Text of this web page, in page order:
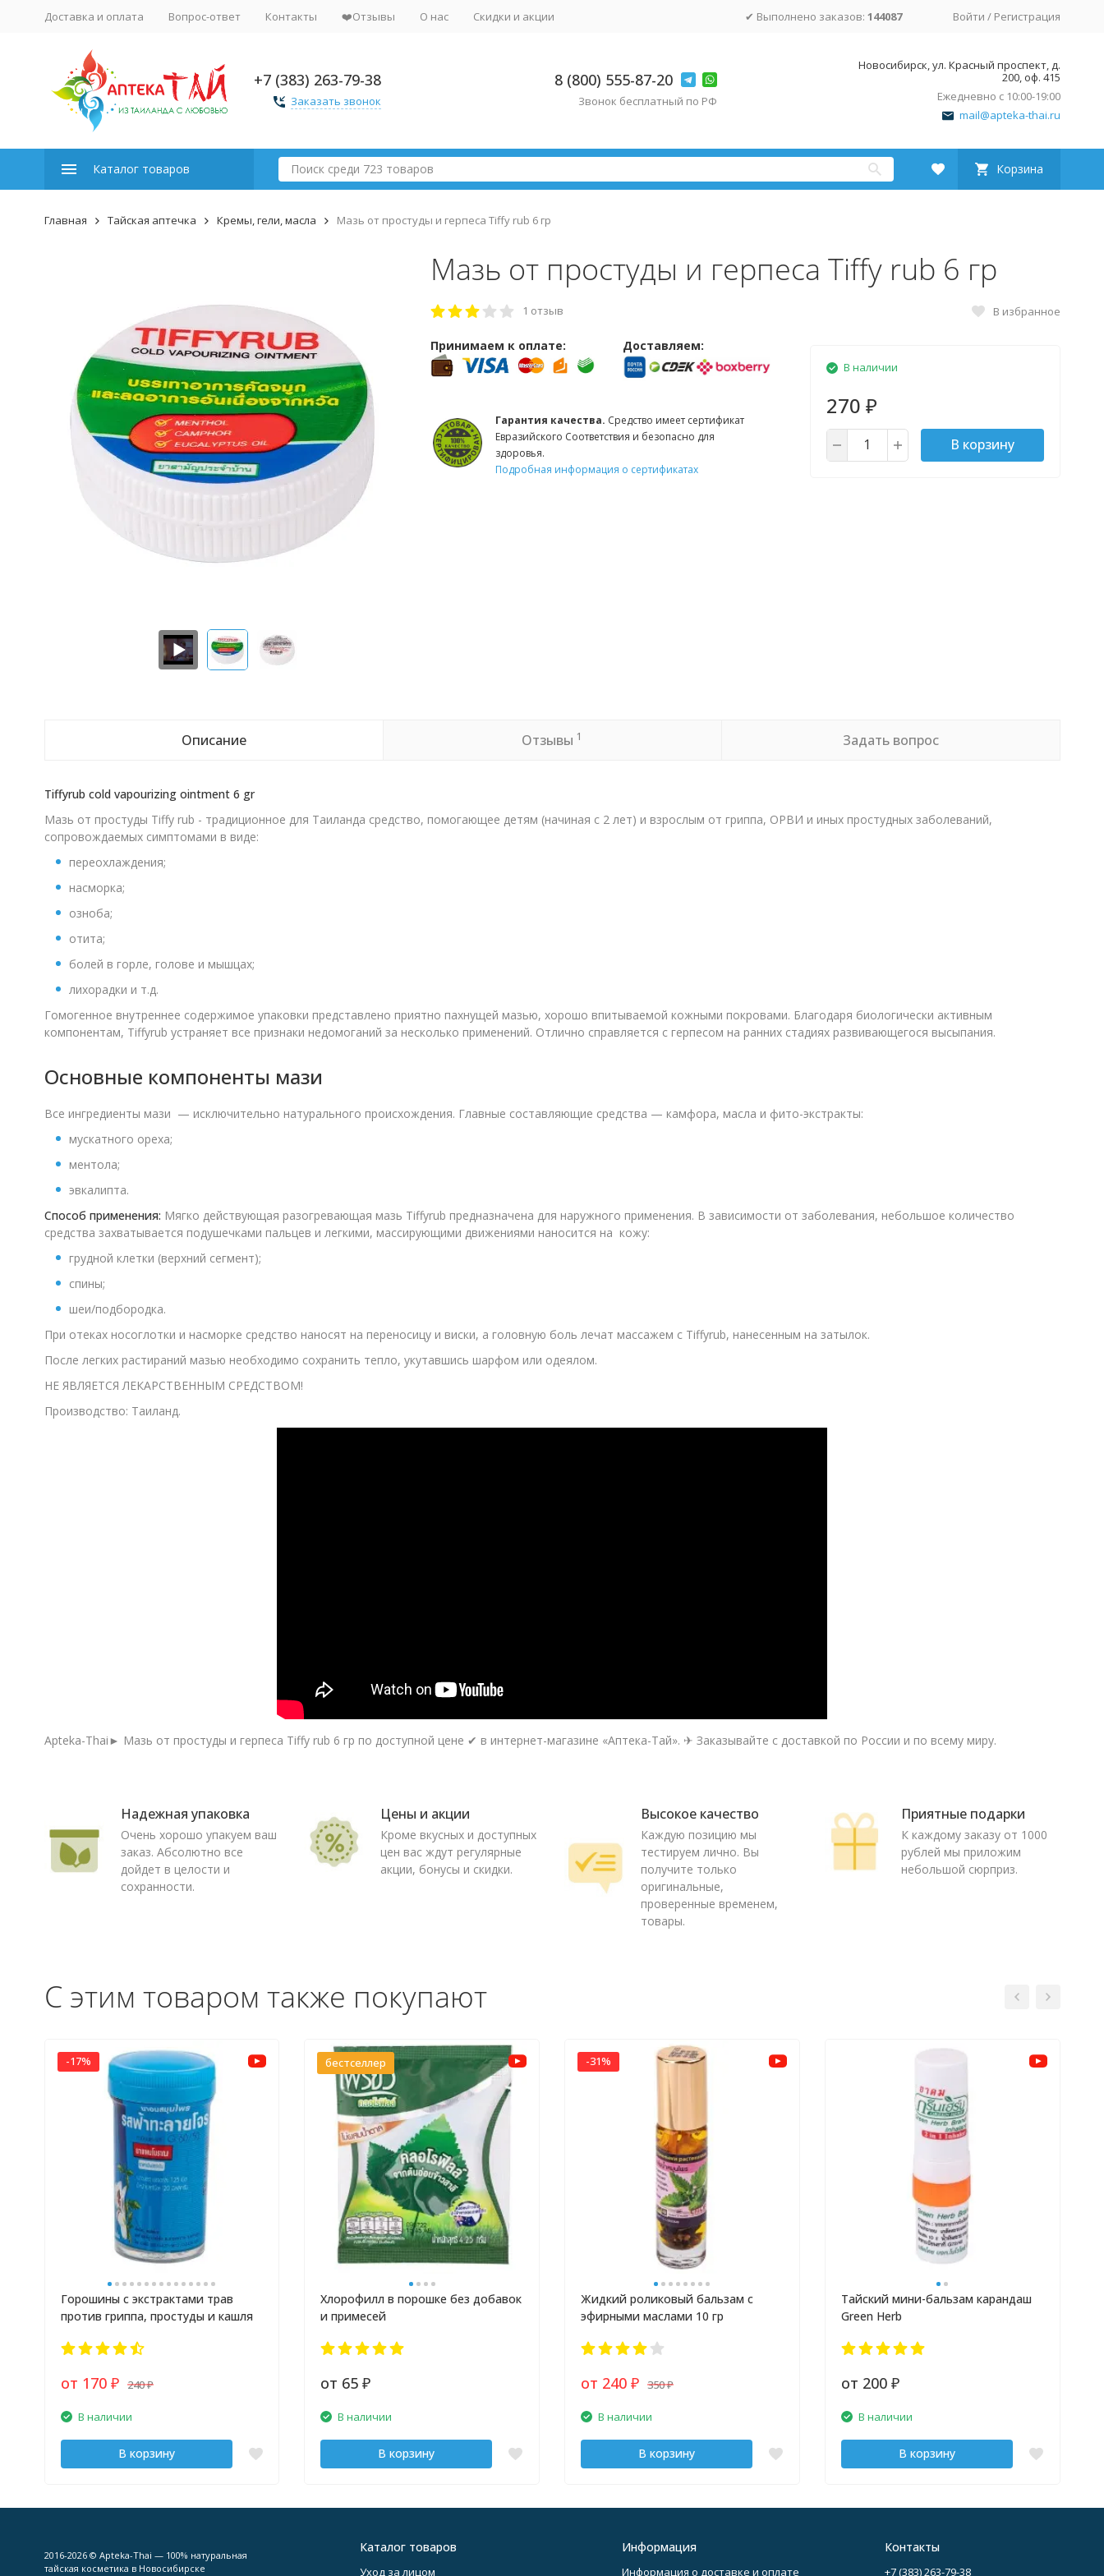
Доставка и оплата Вопрос-ответ Контакты ❤️Отзывы О нас Скидки и акции ✔ Выполнено заказов: 144087 Войти / Регистрация
+7 (383) 263-79-38
Заказать звонок
8 (800) 555-87-20
Звонок бесплатный по РФ
Новосибирск, ул. Красный проспект, д.
200, оф. 415
Ежедневно с 10:00-19:00
mail@apteka-thai.ru
Каталог товаров Корзина
Главная Тайская аптечка Кремы, гели, масла Мазь от простуды и герпеса Tiffy rub 6 гр
Мазь от простуды и герпеса Tiffy rub 6 гр
1 отзыв В избранное
Принимаем к оплате: Доставляем:
Гарантия качества. Средство имеет сертификат
Евразийского Соответствия и безопасно для
здоровья.
Подробная информация о сертификатах
В наличии
270 ₽
В корзину
Описание Отзывы 1 Задать вопрос
Tiffyrub cold vapourizing ointment 6 gr
Мазь от простуды Tiffy rub - традиционное для Таиланда средство, помогающее детям (начиная с 2 лет) и взрослым от гриппа, ОРВИ и иных простудных заболеваний,
сопровождаемых симптомами в виде:
переохлаждения;
насморка;
озноба;
отита;
болей в горле, голове и мышцах;
лихорадки и т.д.
Гомогенное внутреннее содержимое упаковки представлено приятно пахнущей мазью, хорошо впитываемой кожными покровами. Благодаря биологически активным
компонентам, Tiffyrub устраняет все признаки недомоганий за несколько применений. Отлично справляется с герпесом на ранних стадиях развивающегося высыпания.
Основные компоненты мази
Все ингредиенты мази — исключительно натурального происхождения. Главные составляющие средства — камфора, масла и фито-экстракты:
мускатного ореха;
ментола;
эвкалипта.
Способ применения: Мягко действующая разогревающая мазь Tiffyrub предназначена для наружного применения. В зависимости от заболевания, небольшое количество
средства захватывается подушечками пальцев и легкими, массирующими движениями наносится на кожу:
грудной клетки (верхний сегмент);
спины;
шеи/подбородка.
При отеках носоглотки и насморке средство наносят на переносицу и виски, а головную боль лечат массажем с Tiffyrub, нанесенным на затылок.
После легких растираний мазью необходимо сохранить тепло, укутавшись шарфом или одеялом.
НЕ ЯВЛЯЕТСЯ ЛЕКАРСТВЕННЫМ СРЕДСТВОМ!
Производство: Таиланд.
Apteka-Thai► Мазь от простуды и герпеса Tiffy rub 6 гр по доступной цене ✔ в интернет-магазине «Аптека-Тай». ✈ Заказывайте с доставкой по России и по всему миру.
Надежная упаковка
Очень хорошо упакуем ваш
заказ. Абсолютно все
дойдет в целости и
сохранности.
Цены и акции
Кроме вкусных и доступных
цен вас ждут регулярные
акции, бонусы и скидки.
Высокое качество
Каждую позицию мы
тестируем лично. Вы
получите только
оригинальные,
проверенные временем,
товары.
Приятные подарки
К каждому заказу от 1000
рублей мы приложим
небольшой сюрприз.
С этим товаром также покупают
-17%
Горошины с экстрактами трав
против гриппа, простуды и кашля
от 170 ₽ 240₽
В наличии
В корзину
бестселлер
Хлорофилл в порошке без добавок
и примесей
от 65₽
В наличии
В корзину
-31%
Жидкий роликовый бальзам с
эфирными маслами 10 гр
от 240 ₽ 350₽
В наличии
В корзину
Тайский мини-бальзам карандаш
Green Herb
от 200 ₽
В наличии
В корзину
2016-2026 © Apteka-Thai — 100% натуральная
тайская косметика в Новосибирске
Каталог товаров
Уход за лицом
Информация
Информация о доставке и оплате
Контакты
+7 (383) 263-79-38